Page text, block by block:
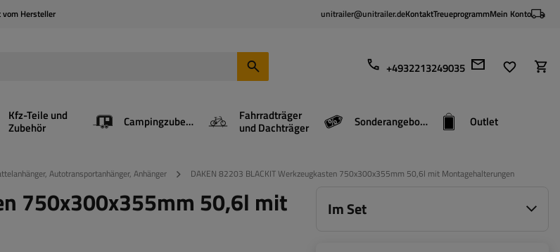
vom Hersteller unitrailer@unitrailer.deKontaktTreueprogrammMein Konto
+4932213249035
Kfz-Teile und
Zubehör Campingzubehör Fahrradträger
und Dachträger Sonderangebote Outlet
Autotransportanhänger, Anhänger DAKEN 82203 BLACKIT Werkzeugkasten 750x300x355mm 50,6l mit Montagehalterungen
750x300x355mm 50,6l mit
Im Set